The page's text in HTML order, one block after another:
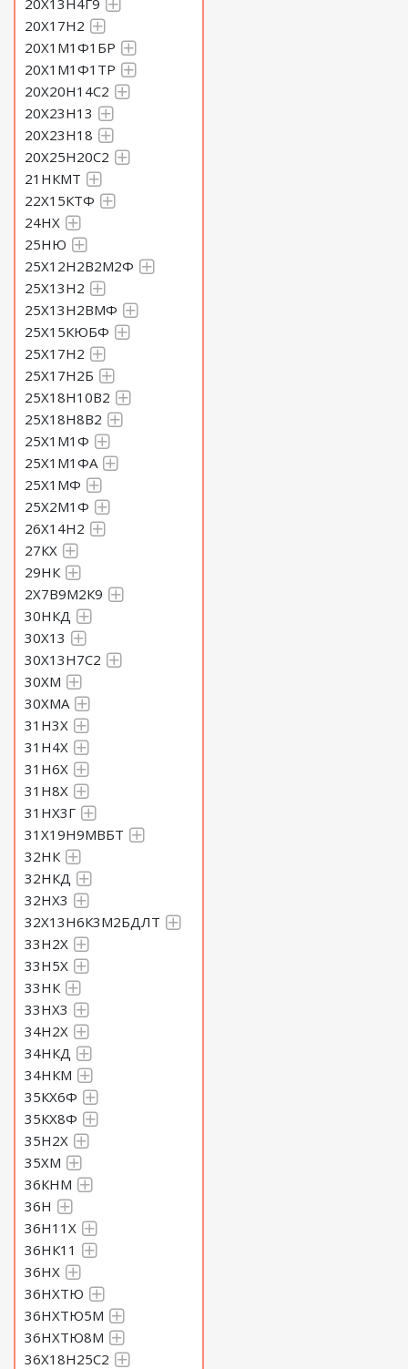
20Х13Н4Г9
20Х17Н2
20Х1М1Ф1БР
20Х1М1Ф1ТР
20Х20Н14С2
20Х23Н13
20Х23Н18
20Х25Н20С2
21НКМТ
22Х15КТФ
24НХ
25НЮ
25Х12Н2В2М2Ф
25Х13Н2
25Х13Н2ВМФ
25Х15КЮБФ
25Х17Н2
25Х17Н2Б
25Х18Н10В2
25Х18Н8В2
25Х1М1Ф
25Х1М1ФА
25Х1МФ
25Х2М1Ф
26Х14Н2
27КХ
29НК
2Х7В9М2К9
30НКД
30Х13
30Х13Н7С2
30ХМ
30ХМА
31Н3Х
31Н4Х
31Н6Х
31Н8Х
31НХ3Г
31Х19Н9МВБТ
32НК
32НКД
32НХ3
32Х13Н6К3М2БДЛТ
33Н2Х
33Н5Х
33НК
33НХ3
34Н2Х
34НКД
34НКМ
35КХ6Ф
35КХ8Ф
35Н2Х
35ХМ
36КНМ
36Н
36Н11Х
36НК11
36НХ
36НХТЮ
36НХТЮ5М
36НХТЮ8М
36Х18Н25С2